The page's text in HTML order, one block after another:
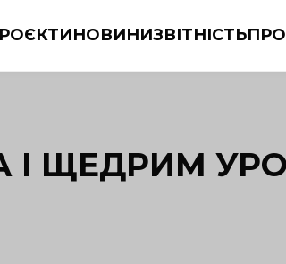
НОВИНИЗВІТНІСТЬ
І ЩЕДРИМ